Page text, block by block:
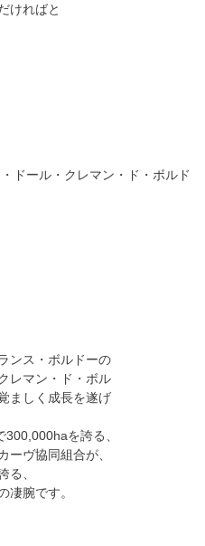
ければと
ドール・クレマン・ド・ボルド
ンス・ボルドーの
レマン・ド・ボル
ましく成長を遂げ
を誇る、
ーヴ協同組合が、
る、
凄腕です。